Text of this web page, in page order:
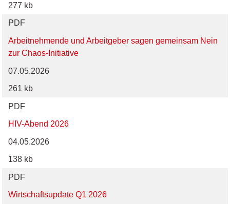
277 kb
PDF
Arbeitnehmende und Arbeitgeber sagen gemeinsam Nein
zur Chaos-Initiative
07.05.2026
261 kb
PDF
HIV-Abend 2026
04.05.2026
138 kb
PDF
Wirtschaftsupdate Q1 2026